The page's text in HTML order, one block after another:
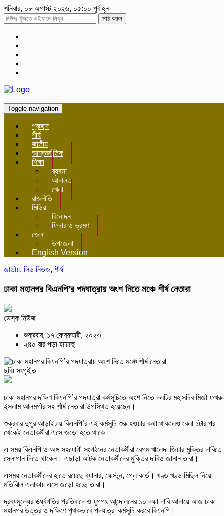
শনিবার, ০৮ অগাস্ট ২০২৬, ০৫:০০ পূর্বাহ্ন
সার্চ করুন
Toggle navigation
প্রচ্ছদ
শীর্ষ
জাতীয়
আন্তর্জাতিক
শিক্ষা
ব্যবসা
আদালত
খেলা
রাজনীতি
মিডিয়া
বিনোদন
ফিচার ও ভ্রমণ
জেলা
উপজেলা
English Version
জাতীয়, লিড নিউজ, শীর্ষ
ঢাকা মহানগর বিএনপি’র পদযাত্রায় অংশ নিতে মঞ্চে শীর্ষ নেতারা
ডেস্ক নিউজ
শুক্রবার, ১৭ ফেব্রুয়ারী, ২০২৩
২৪০ বার পড়া হয়েছে
ছবিঃ সংগৃহীত
ঢাকা মহানগর দক্ষিণ বিএনপি’র পদযাত্রা কর্মসূচিতে অংশ নিতে দলটির মহাসচিব মির্জা
ইসলাম আলমগীর সহ শীর্ষ নেতারা উপস্থিত হয়েছেন।
শুক্রবার দুপুর আড়াইটায় বিএনপি’র এই কর্মসূচি শুরু হওয়ার কথা থাকলেও বেলা ১টার পর
থেকেই নেতাকর্মীরা এসে জড়ো হতে থাকে।
এ সময় বিএনপি ও অঙ্গ সহযোগী সংগঠনের নেতাকর্মীরা বেগম খালেদা জিয়ার মুক্তির দাবিতে
স্লোগান দিতে থাকেন। এছাড়া আটক নেতাকর্মীদের মুক্তির দাবিও জানান তারা।
এসময় নেতাকর্মীদের হাতে রয়েছে ব্যানার, ফেস্টুন, প্লে কার্ড। খণ্ড খণ্ড মিছিল নিয়ে
মতিঝিল এলাকায় এসে জড়ো হচ্ছে তারা।
দ্রব্যমূল্যের ঊর্ধ্বগতির প্রতিবাদে ও যুগপৎ আন্দোলনের ১০ দফা দাবি আদায়ে আজ ঢাকা
মহানগর উত্তর ও দক্ষিণে পৃথকভাবে পদযাত্রা কর্মসূচি করবে বিএনপি।